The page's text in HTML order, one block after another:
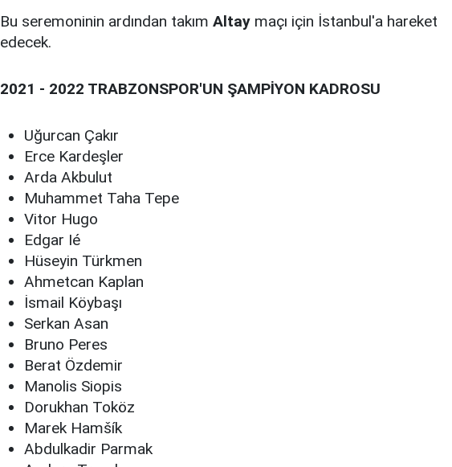
Bu seremoninin ardından takım Altay maçı için İstanbul'a hareket
edecek.
2021 - 2022 TRABZONSPOR'UN ŞAMPİYON KADROSU
Uğurcan Çakır
Erce Kardeşler
Arda Akbulut
Muhammet Taha Tepe
Vitor Hugo
Edgar Ié
Hüseyin Türkmen
Ahmetcan Kaplan
İsmail Köybaşı
Serkan Asan
Bruno Peres
Berat Özdemir
Manolis Siopis
Dorukhan Toköz
Marek Hamšík
Abdulkadir Parmak